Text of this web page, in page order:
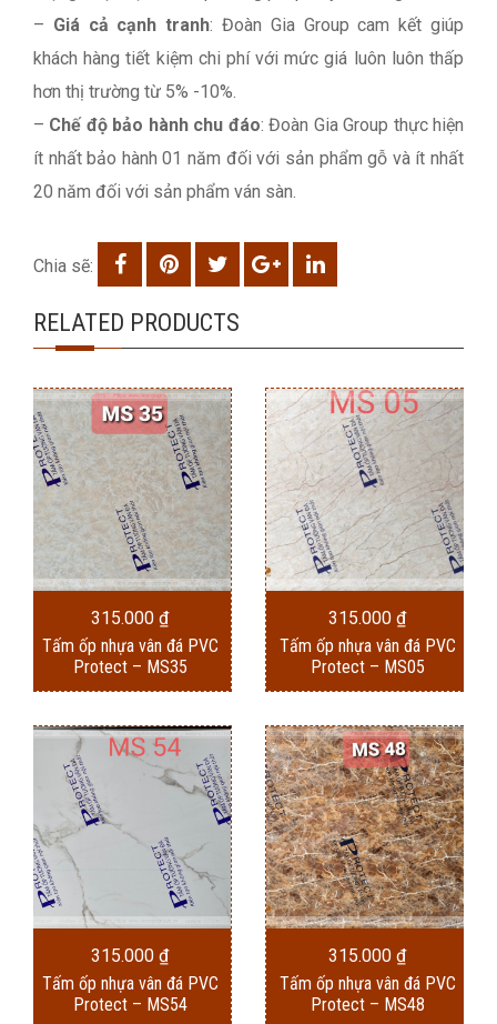
– Giá cả cạnh tranh: Đoàn Gia Group cam kết giúp
khách hàng tiết kiệm chi phí với mức giá luôn luôn thấp
hơn thị trường từ 5% -10%.
– Chế độ bảo hành chu đáo: Đoàn Gia Group thực hiện
ít nhất bảo hành 01 năm đối với sản phẩm gỗ và ít nhất
20 năm đối với sản phẩm ván sàn.
Chia sẽ:
RELATED PRODUCTS
315.000 ₫
Tấm ốp nhựa vân đá PVC
Protect – MS35
315.000 ₫
Tấm ốp nhựa vân đá PVC
Protect – MS05
315.000 ₫
Tấm ốp nhựa vân đá PVC
Protect – MS54
315.000 ₫
Tấm ốp nhựa vân đá PVC
Protect – MS48